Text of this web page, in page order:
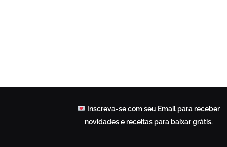
Inscreva-se com seu Email para receber
novidades e receitas para baixar grátis.